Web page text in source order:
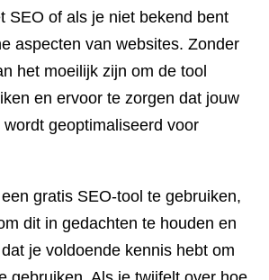
SEO of als je niet bekend bent
aspecten van websites. Zonder
het moeilijk zijn om de tool
en ervoor te zorgen dat jouw
geoptimaliseerd voor
gratis SEO-tool te gebruiken,
dit in gedachten te houden en
je voldoende kennis hebt om